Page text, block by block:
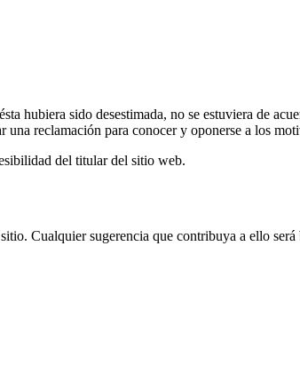
hubiera sido desestimada, no se estuviera de
reclamación para conocer y oponerse a los
del titular del sitio web.
Cualquier sugerencia que contribuya a ello